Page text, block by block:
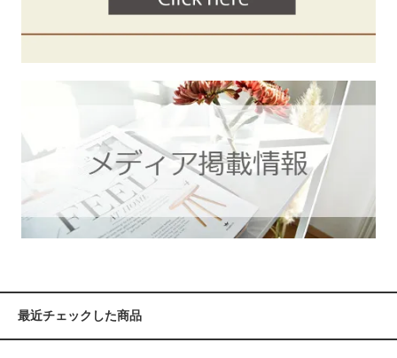
最近チェックした商品